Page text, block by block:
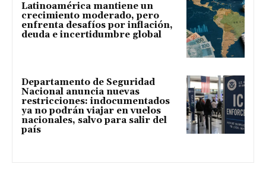
Latinoamérica mantiene un
crecimiento moderado, pero
enfrenta desafíos por inflación,
deuda e incertidumbre global
Departamento de Seguridad
Nacional anuncia nuevas
restricciones: indocumentados
ya no podrán viajar en vuelos
nacionales, salvo para salir del
país